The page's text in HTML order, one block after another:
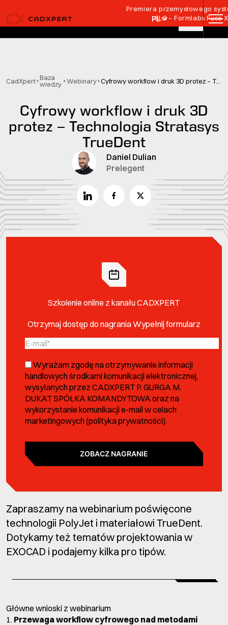
Premiera przemysłowego
SLS – Formlabs Fuse
PL
CadXpert Baza
wiedzy
Webinary Cyfrowy workflow i druk 3D protez – Technologia Stratasys TrueDent
Cyfrowy workflow i druk 3D
protez – Technologia Stratasys
TrueDent
Daniel Dulian
Prelegent
Szkolenie online z kanału CADXPERT
Otrzymaj dostęp do nagrania Wypełnij formularz
Wyrażam zgodę na otrzymywanie informacji
handlowych środkami komunikacji elektronicznej,
wysyłanych przez CADXPERT P. GURGA M.
DUKAT SPÓŁKA KOMANDYTOWA oraz na
wykorzystanie komunikacji e-mail w celach
marketingowych (polityka prywatności).
ZOBACZ NAGRANIE
Zapraszamy na webinarium poświęcone
technologii PolyJet i materiałowi TrueDent.
Dotykamy też tematów projektowania w
EXOCAD i podajemy kilka pro tipów.
Główne wnioski z webinarium
1. Przewaga workflow cyfrowego nad metodami